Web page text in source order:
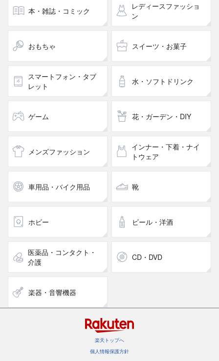
本・雑誌・コミック
レディースファッショ
ン
おもちゃ スイーツ・お菓子
スマートフォン・タブ
レット
水・ソフトドリンク
ゲーム 花・ガーデン・DIY
メンズファッション
インナー・下着・ナイ
トウェア
車用品・バイク用品 靴
ホビー ビール・洋酒
医薬品・コンタクト・
介護
CD・DVD
楽器・音響機器
楽天トップへ
個人情報保護方針